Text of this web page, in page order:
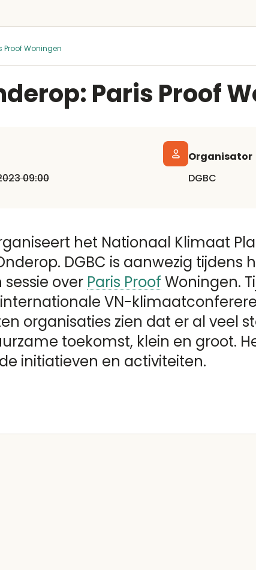
Proof Woningen
Paris Proof
09:00
Organisator
DGBC
het Nationaal Klimaat
DGBC is aanwezig tijdens
over Paris Proof Woningen.
VN-
organisaties zien dat er al veel
toekomst, klein en groot.
initiatieven en activiteiten.